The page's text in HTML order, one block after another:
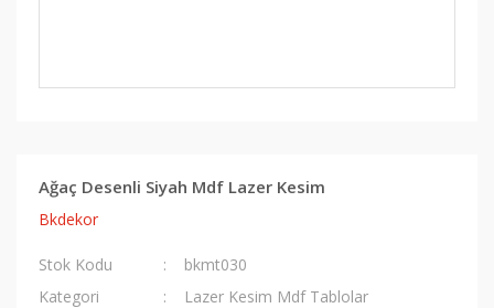
Ağaç Desenli Siyah Mdf Lazer Kesim
Bkdekor
Stok Kodu
bkmt030
Kategori
Lazer Kesim Mdf Tablolar